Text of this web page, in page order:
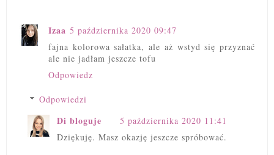
Izaa 5 października 2020 09:47
fajna kolorowa sałatka, ale aż wstyd się przyznać
ale nie jadłam jeszcze tofu
Odpowiedz
Odpowiedzi
Di bloguje
5 października 2020 11:41
Dziękuję. Masz okazję jeszcze spróbować.